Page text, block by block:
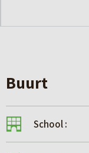
Buurt
School :